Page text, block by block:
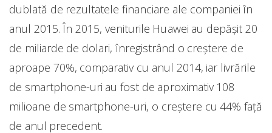
dublată de rezultatele financiare ale companiei în
anul 2015. În 2015, veniturile Huawei au depășit 20
de miliarde de dolari, înregistrând o creștere de
aproape 70%, comparativ cu anul 2014, iar livrările
de smartphone-uri au fost de aproximativ 108
milioane de smartphone-uri, o creștere cu 44% față
de anul precedent.